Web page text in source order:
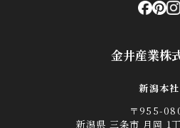
金井産業株
新潟本社
〒955-
新潟県 三条市 月岡 1